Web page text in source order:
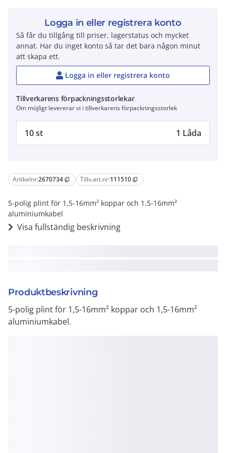
Artikelnr:2670734 content_copy Tillv.art.nr:111510 content_copy
5-polig plint för 1,5-16mm² koppar och 1,5-16mm²
aluminiumkabel
Visa fullständig beskrivning
Produktbeskrivning
5-polig plint för 1,5-16mm² koppar och 1,5-16mm²
aluminiumkabel.
Logga in eller registrera konto
Så får du tillgång till priser, lagerstatus och mycket
annat. Har du inget konto så tar det bara någon minut
att skapa ett.
Logga in eller registrera konto
Tillverkarens förpackningsstorlekar
Om möjligt levererar vi i tillverkarens förpackningsstorlek
10 st 1 Låda